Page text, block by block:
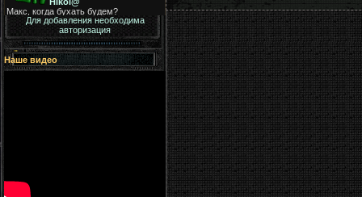
Для добавления необходима
авторизация
Наше видео